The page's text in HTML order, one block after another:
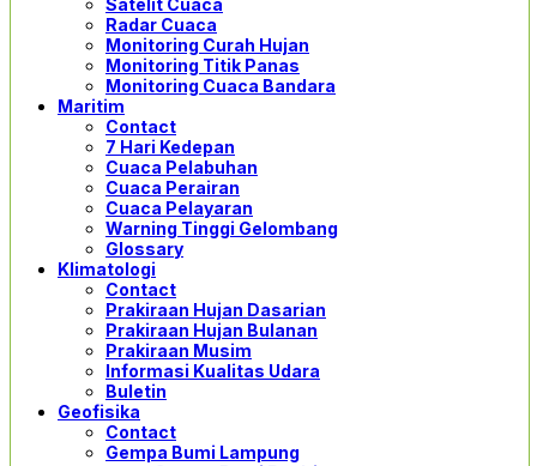
Satelit Cuaca
Radar Cuaca
Monitoring Curah Hujan
Monitoring Titik Panas
Monitoring Cuaca Bandara
Maritim
Contact
7 Hari Kedepan
Cuaca Pelabuhan
Cuaca Perairan
Cuaca Pelayaran
Warning Tinggi Gelombang
Glossary
Klimatologi
Contact
Prakiraan Hujan Dasarian
Prakiraan Hujan Bulanan
Prakiraan Musim
Informasi Kualitas Udara
Buletin
Geofisika
Contact
Gempa Bumi Lampung